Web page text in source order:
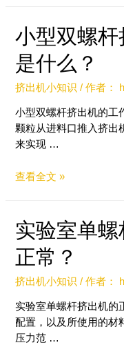
小型双螺
是什么？
挤出机小知识 / 作者：
小型双螺杆挤出机的工
颗粒从进料口推入挤出
来实现 …
查看全文 »
实验室单
正常？
挤出机小知识 / 作者：
实验室单螺杆挤出机的
配置，以及所使用的材
压力范 …